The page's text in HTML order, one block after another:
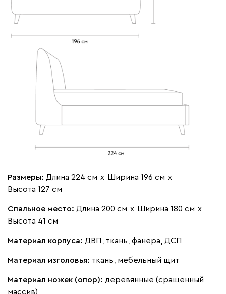
Размеры: Длина 224 см х Ширина 196 см х
Высота 127 см
Спальное место: Длина 200 см х Ширина 180 см х
Высота 41 см
Материал корпуса: ДВП, ткань, фанера, ДСП
Материал изголовья: ткань, мебельный щит
Материал ножек (опор): деревянные (сращенный
массив)